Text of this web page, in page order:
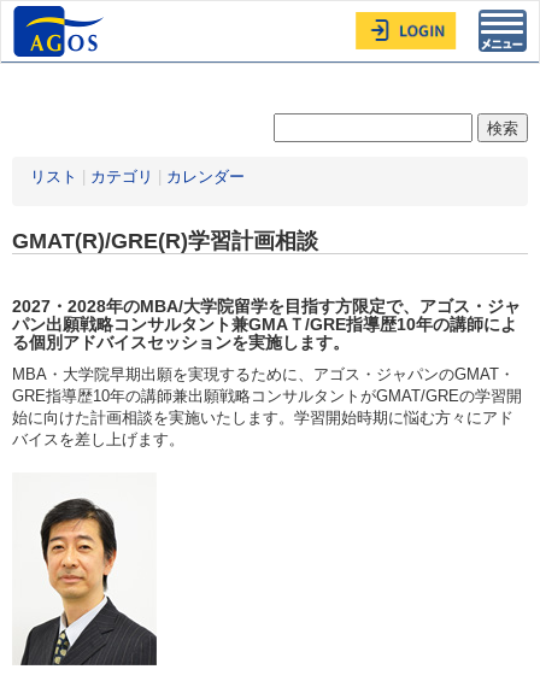
リスト カテゴリ カレンダー
GMAT(R)/GRE(R)学習計画相談
2027・2028年のMBA/大学院留学を目指す方限定で、アゴス・ジャ
パン出願戦略コンサルタント兼GMAＴ/GRE指導歴10年の講師によ
る個別アドバイスセッションを実施します。
MBA・大学院早期出願を実現するために、アゴス・ジャパンのGMAT・
GRE指導歴10年の講師兼出願戦略コンサルタントがGMAT/GREの学習開
始に向けた計画相談を実施いたします。学習開始時期に悩む方々にアド
バイスを差し上げます。